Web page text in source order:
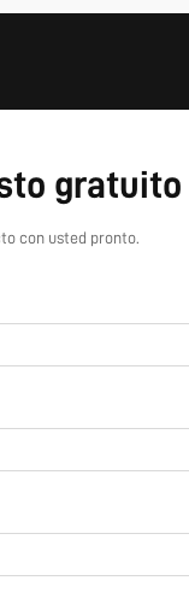
gratuito
con usted pronto.